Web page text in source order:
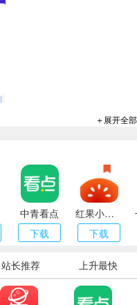
＋展开全部
中青看点
下载
红果小说（番茄小说）
下载
站长推荐 上升最快